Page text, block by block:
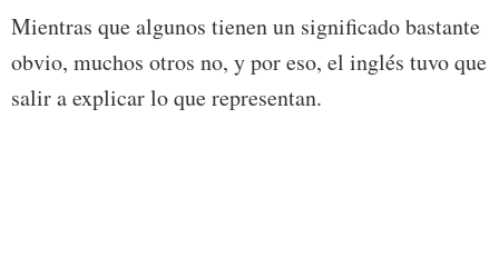
Mientras que algunos tienen un significado bastante
obvio, muchos otros no, y por eso, el inglés tuvo que
salir a explicar lo que representan.